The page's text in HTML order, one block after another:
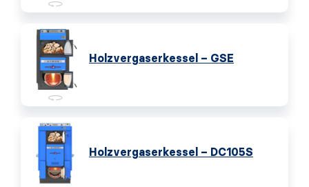
Holzvergaserkessel – GSE
Holzvergaserkessel – DC105S